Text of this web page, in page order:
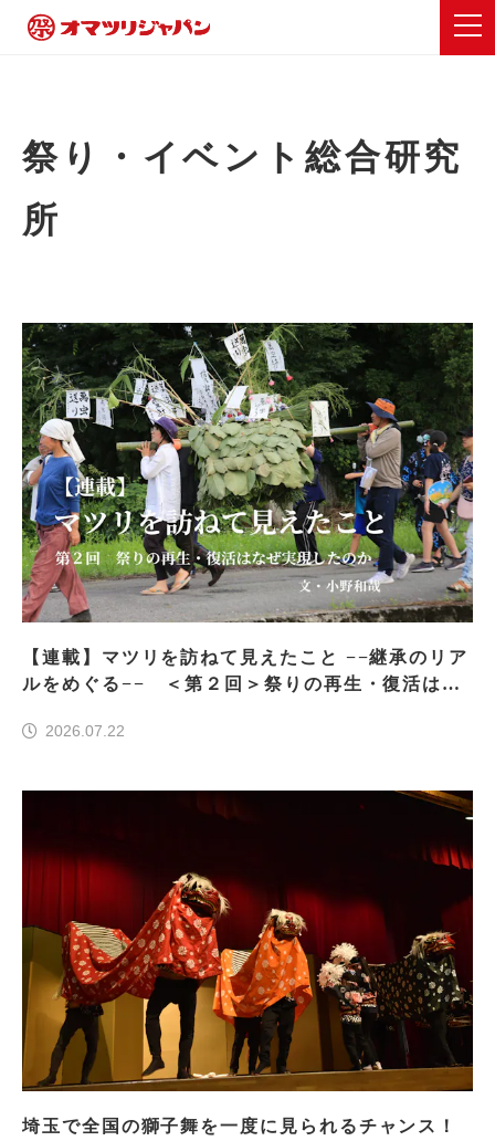
祭り・イベント総合研究
所
【連載】マツリを訪ねて見えたこと −−継承のリア
ルをめぐる−− ＜第２回＞祭りの再生・復活はな
2026.07.22
埼玉で全国の獅子舞を一度に見られるチャンス！